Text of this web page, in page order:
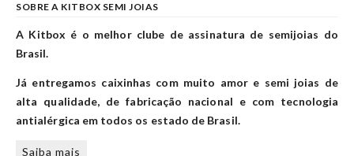
SOBRE A KITBOX SEMI JOIAS
A Kitbox é o melhor clube de assinatura de semijoias do
Brasil.
Já entregamos caixinhas com muito amor e semi joias de
alta qualidade, de fabricação nacional e com tecnologia
antialérgica em todos os estado de Brasil.
Saiba mais